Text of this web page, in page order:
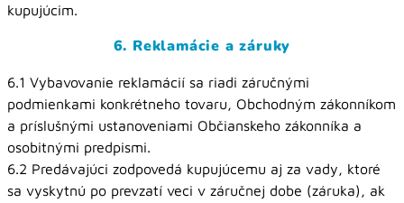
kupujúcim.
6. Reklamácie a záruky
6.1 Vybavovanie reklamácií sa riadi záručnými
podmienkami konkrétneho tovaru, Obchodným zákonníkom
a príslušnými ustanoveniami Občianskeho zákonníka a
osobitnými predpismi.
6.2 Predávajúci zodpovedá kupujúcemu aj za vady, ktoré
sa vyskytnú po prevzatí veci v záručnej dobe (záruka), ak